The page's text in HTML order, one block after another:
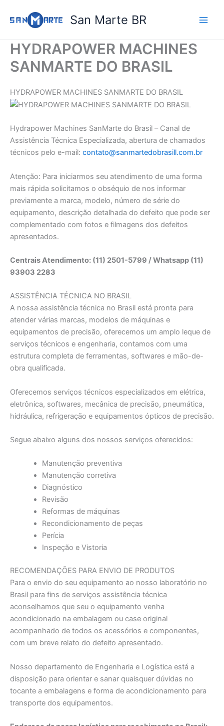
para
conteúdo
San Marte BR
HYDRAPOWER MACHINES
SANMARTE DO BRASIL
HYDRAPOWER MACHINES SANMARTE DO BRASIL
Hydrapower Machines SanMarte do Brasil – Canal de
Assistência Técnica Especializada, abertura de chamados
técnicos pelo e-mail: contato@sanmartedobrasill.com.br
Atenção: Para iniciarmos seu atendimento de uma forma
mais rápida solicitamos o obséquio de nos informar
previamente a marca, modelo, número de série do
equipamento, descrição detalhada do defeito que pode ser
complementado com fotos e filmagens dos defeitos
apresentados.
Centrais Atendimento: (11) 2501-5799 / Whatsapp (11)
93903 2283
ASSISTÊNCIA TÉCNICA NO BRASIL
A nossa assistência técnica no Brasil está pronta para
atender várias marcas, modelos de máquinas e
equipamentos de precisão, oferecemos um amplo leque de
serviços técnicos e engenharia, contamos com uma
estrutura completa de ferramentas, softwares e mão-de-
obra qualificada.
Oferecemos serviços técnicos especializados em elétrica,
eletrônica, softwares, mecânica de precisão, pneumática,
hidráulica, refrigeração e equipamentos ópticos de precisão.
Segue abaixo alguns dos nossos serviços oferecidos:
Manutenção preventiva
Manutenção corretiva
Diagnóstico
Revisão
Reformas de máquinas
Recondicionamento de peças
Perícia
Inspeção e Vistoria
RECOMENDAÇÕES PARA ENVIO DE PRODUTOS
Para o envio do seu equipamento ao nosso laboratório no
Brasil para fins de serviços assistência técnica
aconselhamos que seu o equipamento venha
acondicionado na embalagem ou case original
acompanhado de todos os acessórios e componentes,
com um breve relato do defeito apresentado.
Nosso departamento de Engenharia e Logística está a
disposição para orientar e sanar quaisquer dúvidas no
tocante a embalagens e forma de acondicionamento para
transporte dos equipamentos.